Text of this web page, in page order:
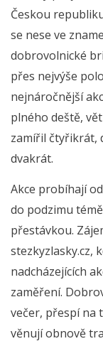
Českou
se nese ve
dobrovolnické
přes nejvýše
nejnáročnější
plného deště,
zamířil čtyřikrát,
dvakrát.
Akce probíhají
do podzimu
přestávkou.
stezkyzlasky.cz,
nadcházejících
zaměření.
večer, přespí na
věnují obnově